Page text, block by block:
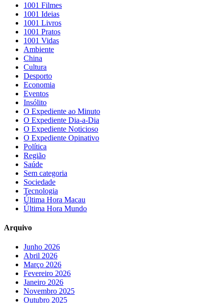
1001 Filmes
1001 Ideias
1001 Livros
1001 Pratos
1001 Vidas
Ambiente
China
Cultura
Desporto
Economia
Eventos
Insólito
O Expediente ao Minuto
O Expediente Dia-a-Dia
O Expediente Noticioso
O Expediente Opinativo
Política
Região
Saúde
Sem categoria
Sociedade
Tecnologia
Última Hora Macau
Última Hora Mundo
Arquivo
Junho 2026
Abril 2026
Março 2026
Fevereiro 2026
Janeiro 2026
Novembro 2025
Outubro 2025